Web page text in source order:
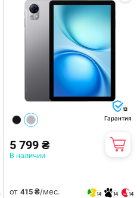
12
Гарантия
5 799 ₴
В наличии
от 415 ₴/мес. 14 14 14